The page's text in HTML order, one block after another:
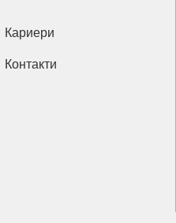
Кариери
Контакти